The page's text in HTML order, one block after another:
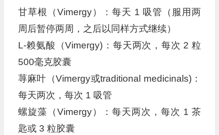
甘草根（Vimergy）：每天 1 吸管（服用两
周后暂停两周，之后以同样方式继续）
L-赖氨酸（Vimergy)：每天两次，每次 2 粒
500毫克胶囊
荨麻叶（Vimergy或traditional medicinals)：
每天两次，每次 1 吸管
螺旋藻（Vimergy）：每天两次，每次 1 茶
匙或 3 粒胶囊